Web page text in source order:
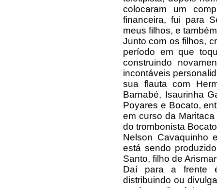
colocaram um
financeira, fui para
meus filhos, e
Junto com os filhos,
período em que
construindo
incontáveis
sua flauta com
Barnabé, Isaurinha
Poyares e Bocato,
em curso da
do trombonista
Nelson Cavaquinho
está sendo
Santo, filho de
Daí para a frente
distribuindo ou